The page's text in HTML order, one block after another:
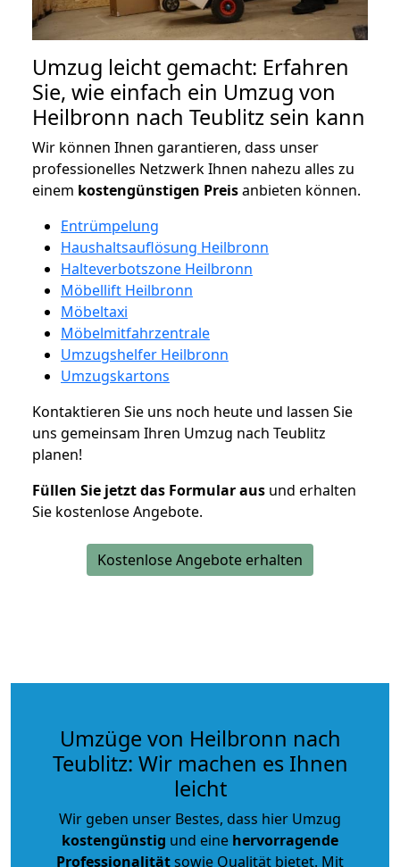
Umzug leicht gemacht: Erfahren
Sie, wie einfach ein Umzug von
Heilbronn nach Teublitz sein kann
Wir können Ihnen garantieren, dass unser
professionelles Netzwerk Ihnen nahezu alles zu
einem kostengünstigen Preisanbieten können.
Entrümpelung
Haushaltsauflösung Heilbronn
Halteverbotszone Heilbronn
Möbellift Heilbronn
Möbeltaxi
Möbelmitfahrzentrale
Umzugshelfer Heilbronn
Umzugskartons
Kontaktieren Sie uns noch heute und lassen Sie
uns gemeinsam Ihren Umzug nach Teublitz
planen!
Füllen Sie jetzt das Formular aus und erhalten
Sie kostenlose Angebote.
Kostenlose Angebote erhalten
Umzüge von Heilbronn nach
Teublitz: Wir machen es Ihnen
leicht
Wir geben unser Bestes, dass hier Umzug
kostengünstig und eine hervorragende
Professionalitätsowie Qualität bietet. Mit